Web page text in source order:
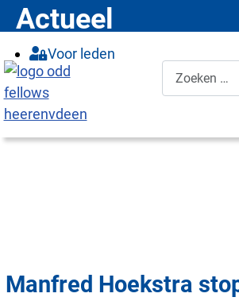
Voor leden
Manfred Hoekstra
Actueel